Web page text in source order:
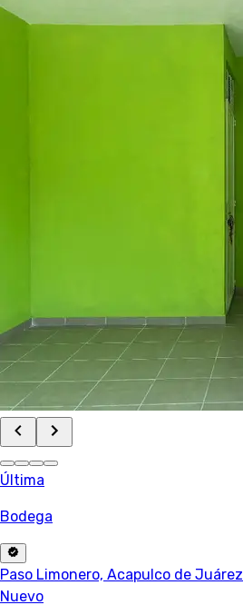
Última
Bodega
Paso Limonero, Acapulco de Juárez
Nuevo